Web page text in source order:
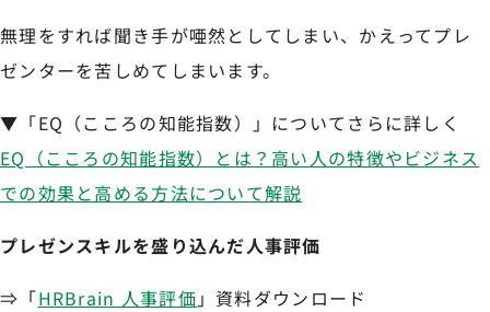
無理をすれば聞き手が唖然としてしまい、かえってプレ
ゼンターを苦しめてしまいます。
▼「EQ（こころの知能指数）」についてさらに詳しく
EQ（こころの知能指数）とは？高い人の特徴やビジネス
での効果と高める方法について解説
プレゼンスキルを盛り込んだ人事評価
⇒「HRBrain 人事評価 」資料ダウンロード